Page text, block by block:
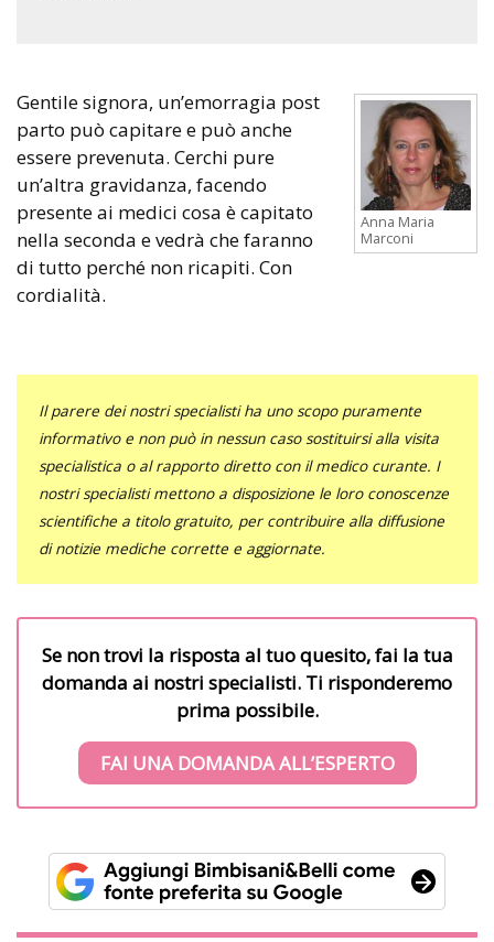
Anna Maria
Marconi
Gentile signora, un’emorragia post
parto può capitare e può anche
essere prevenuta. Cerchi pure
un’altra gravidanza, facendo
presente ai medici cosa è capitato
nella seconda e vedrà che faranno
di tutto perché non ricapiti. Con
cordialità.
Il parere dei nostri specialisti ha uno scopo puramente
informativo e non può in nessun caso sostituirsi alla visita
specialistica o al rapporto diretto con il medico curante. I
nostri specialisti mettono a disposizione le loro conoscenze
scientifiche a titolo gratuito, per contribuire alla diffusione
di notizie mediche corrette e aggiornate.
Se non trovi la risposta al tuo quesito, fai la tua
domanda ai nostri specialisti. Ti risponderemo
prima possibile.
FAI UNA DOMANDA ALL’ESPERTO